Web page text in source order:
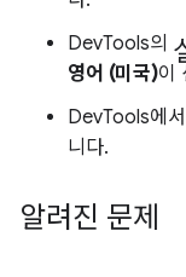
DevTools의
영어 (미국)이
DevTools에서
니다.
알려진 문제